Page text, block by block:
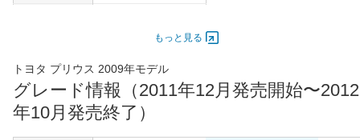
最高出力 73.00 [99]/ 5,200
最高トルク 142 [14.5]/ 4,000
過給機 -
もっと見る
トヨタ プリウス 2009年モデル
グレード情報（2011年12月発売開始〜2012
年10月発売終了）